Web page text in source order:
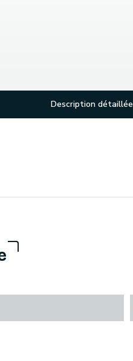
Description détaillée